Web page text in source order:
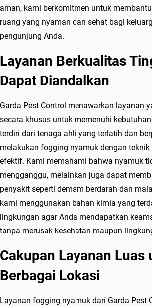
s
a
r
a
u
n
g
n
t
u
k
aman, kami berkomitmen untuk
ruang yang nyaman dan sehat bagi
pengunjung Anda.
Layanan Berkualitas
Dapat Diandalkan
Garda Pest Control menawarkan layanan
secara khusus untuk memenuhi
terdiri dari tenaga ahli yang terlatih dan
melakukan fogging nyamuk dengan teknik
efektif. Kami memahami bahwa nyamuk
mengganggu, melainkan juga dapat
penyakit seperti demam berdarah dan
kami menggunakan bahan kimia yang
lingkungan agar Anda mendapatkan
tanpa merusak kesehatan maupun
Cakupan Layanan Luas
Berbagai Lokasi
Layanan fogging nyamuk dari Garda Pest